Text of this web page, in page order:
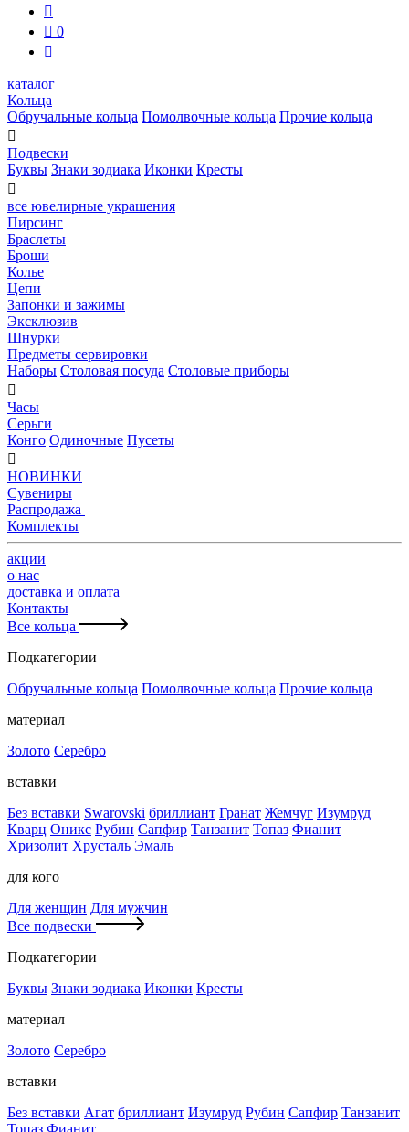

 0

каталог
Кольца
Обручальные кольца Помолвочные кольца Прочие кольца

Подвески
Буквы Знаки зодиака Иконки Кресты

все ювелирные украшения
Пирсинг
Браслеты
Броши
Колье
Цепи
Запонки и зажимы
Эксклюзив
Шнурки
Предметы сервировки
Наборы Столовая посуда Столовые приборы

Часы
Серьги
Конго Одиночные Пусеты

НОВИНКИ
Сувениры
Распродажа
Комплекты
акции
о нас
доставка и оплата
Контакты
Все кольца
Подкатегории
Обручальные кольца Помолвочные кольца Прочие кольца
материал
Золото Серебро
вставки
Без вставки Swarovski бриллиант Гранат Жемчуг Изумруд
Кварц Оникс Рубин Сапфир Танзанит Топаз Фианит
Хризолит Хрусталь Эмаль
для кого
Для женщин Для мужчин
Все подвески
Подкатегории
Буквы Знаки зодиака Иконки Кресты
материал
Золото Серебро
вставки
Без вставки Агат бриллиант Изумруд Рубин Сапфир Танзанит
Топаз Фианит